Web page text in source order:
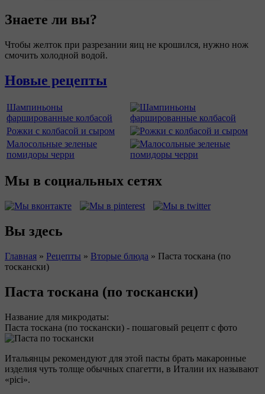
Знаете ли вы?
Чтобы желток при разрезании яиц не крошился, нужно нож
смочить холодной водой.
Новые рецепты
Шампиньоны
фаршированные колбасой
Рожки с колбасой и сыром
Малосольные зеленые
помидоры черри
Мы в социальных сетях
Вы здесь
Главная » Рецепты » Вторые блюда » Паста тоскана (по
тоскански)
Паста тоскана (по тоскански)
Название для микродаты:
Паста тоскана (по тоскански) - пошаговый рецепт с фото
Итальянцы рекомендуют для этой пасты брать макаронные
изделия чуть толще обычных спагетти, в Италии их называют
«pici».